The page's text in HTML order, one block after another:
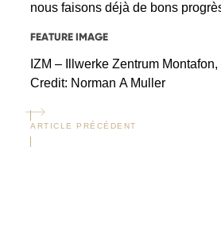
nous faisons déjà de bons
FEATURE IMAGE
IZM – Illwerke Zentrum
Credit: Norman A Muller
ARTICLE PRÉCÉDENT